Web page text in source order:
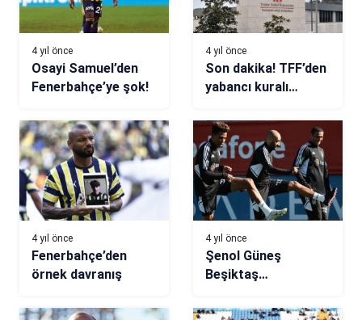
4 yıl önce
Osayi Samuel’den
Fenerbahçe’ye şok!
4 yıl önce
Son dakika! TFF’den
yabancı kuralı
4 yıl önce
Fenerbahçe’den
örnek davranış
4 yıl önce
Şenol Güneş
Beşiktaş
almadı